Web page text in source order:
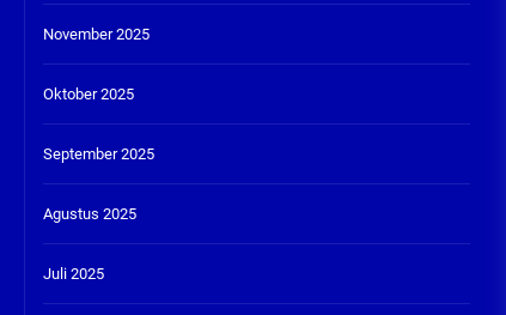
November 2025
Oktober 2025
September 2025
Agustus 2025
Juli 2025